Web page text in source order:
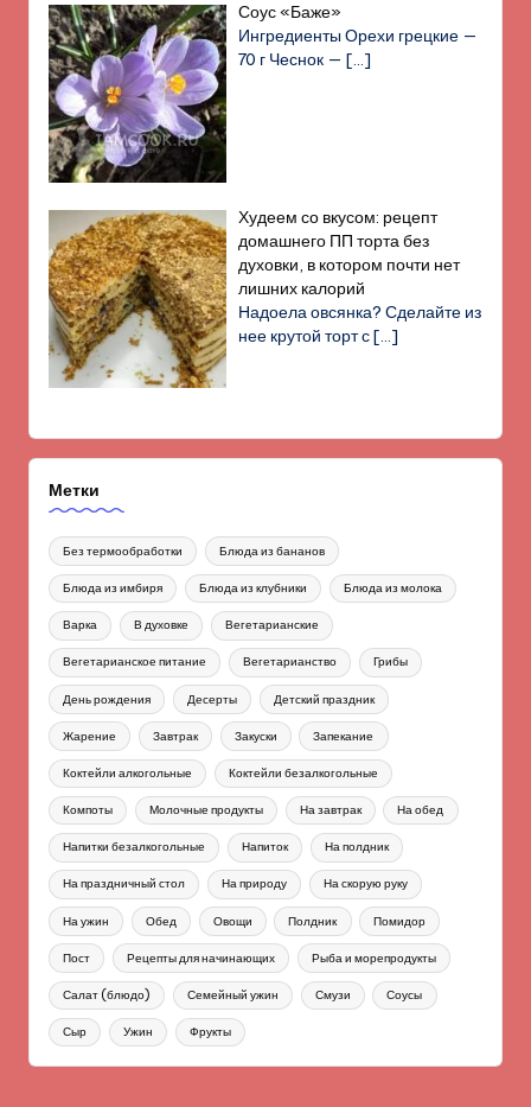
Соус «Баже»
Ингредиенты Орехи грецкие —
70 г Чеснок —[…]
Худеем со вкусом: рецепт
домашнего ПП торта без
духовки, в котором почти нет
лишних калорий
Надоела овсянка? Сделайте из
нее крутой торт с[…]
Метки
Без термообработки Блюда из бананов
Блюда из имбиря Блюда из клубники Блюда из молока
Варка В духовке Вегетарианские
Вегетарианское питание Вегетарианство Грибы
День рождения Десерты Детский праздник
Жарение Завтрак Закуски Запекание
Коктейли алкогольные Коктейли безалкогольные
Компоты Молочные продукты На завтрак На обед
Напитки безалкогольные Напиток На полдник
На праздничный стол На природу На скорую руку
На ужин Обед Овощи Полдник Помидор
Пост Рецепты для начинающих Рыба и морепродукты
Салат (блюдо) Семейный ужин Смузи Соусы
Сыр Ужин Фрукты